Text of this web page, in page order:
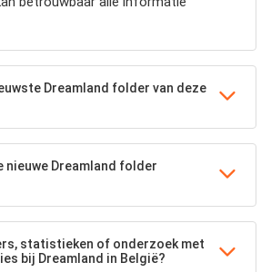
Dreamland folder van deze
nieuwe Dreamland folder
statistieken of onderzoek met
bij Dreamland in België?